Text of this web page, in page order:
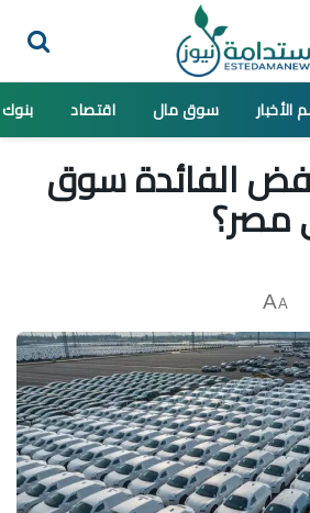
الأخبار سوق مال اقتصاد بنوك
الفائدة سوق
مصر؟
A
A